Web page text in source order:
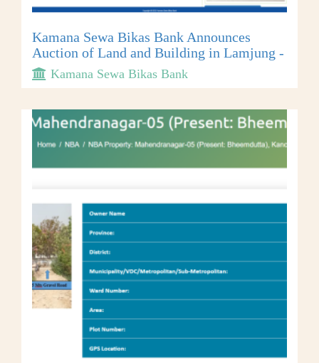
Kamana Sewa Bikas Bank Announces
Auction of Land and Building in Lamjung -
Kamana Sewa Bikas Bank